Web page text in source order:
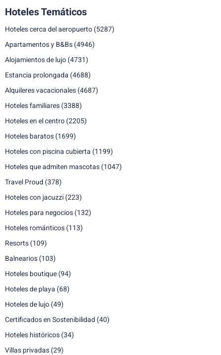
Hoteles Temáticos
Hoteles cerca del aeropuerto (5287)
Apartamentos y B&Bs (4946)
Alojamientos de lujo (4731)
Estancia prolongada (4688)
Alquileres vacacionales (4687)
Hoteles familiares (3388)
Hoteles en el centro (2205)
Hoteles baratos (1699)
Hoteles con piscina cubierta (1199)
Hoteles que admiten mascotas (1047)
Travel Proud (378)
Hoteles con jacuzzi (223)
Hoteles para negocios (132)
Hoteles románticos (113)
Resorts (109)
Balnearios (103)
Hoteles boutique (94)
Hoteles de playa (68)
Hoteles de lujo (49)
Certificados en Sostenibilidad (40)
Hoteles históricos (34)
Villas privadas (29)